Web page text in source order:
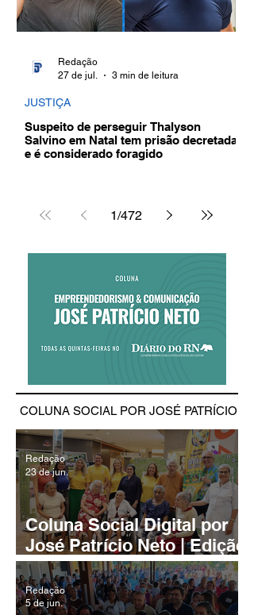
Suspeito de perseguir Thalyson
Salvino em Natal tem prisão decretada
e é considerado foragido
JUSTIÇA
Redação
27 de jul.
3 min de leitura
1/472
COLUNA SOCIAL POR JOSÉ PATRÍCIO
Coluna Social Digital por
José Patrício Neto | Edição
79/2026
Redação
23 de jun.
Redação
5 de jun.